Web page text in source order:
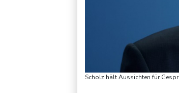
Scholz hält Aussichten für